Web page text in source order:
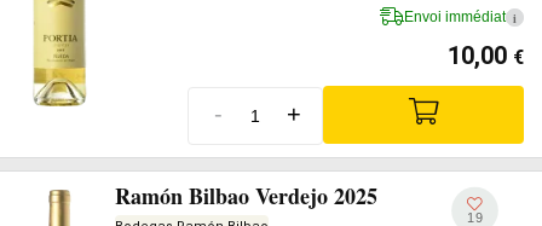
Envoi immédiat i
10,00 €
- +
Ramón Bilbao Verdejo 2025
19